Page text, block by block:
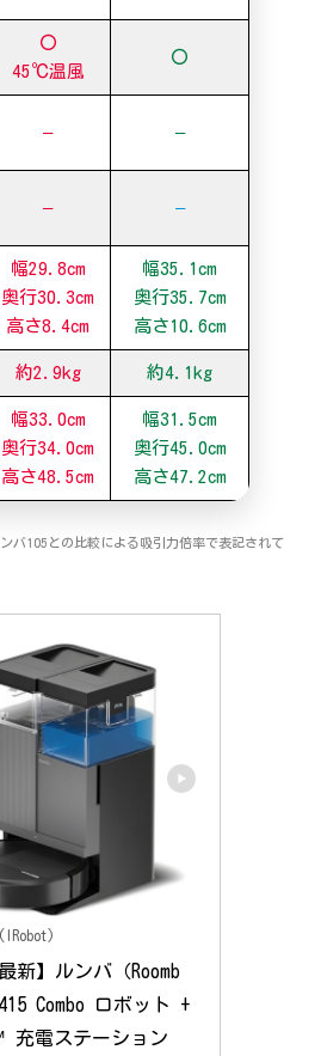
〇
45℃温風
〇
– –
– –
幅29.8cm
奥行30.3cm
高さ8.4cm
幅35.1cm
奥行35.7cm
高さ10.6cm
約2.9kg 約4.1kg
幅33.0cm
奥行34.0cm
高さ48.5cm
幅31.5cm
奥行45.0cm
高さ47.2cm
バ105との比較による吸引力倍率で表記されて
新】ルンバ（Roomb
Combo ロボット +
充電ステーション